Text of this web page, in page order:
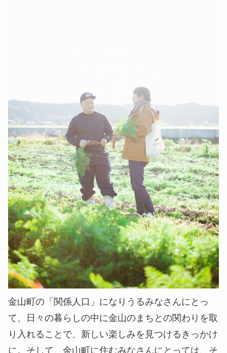
金山町の「関係人口」になりうるみなさんにとっ
て、日々の暮らしの中に金山のまちとの関わりを取
り入れることで、新しい楽しみを見つけるきっかけ
に。そして、金山町に住むみなさんにとっては、そ